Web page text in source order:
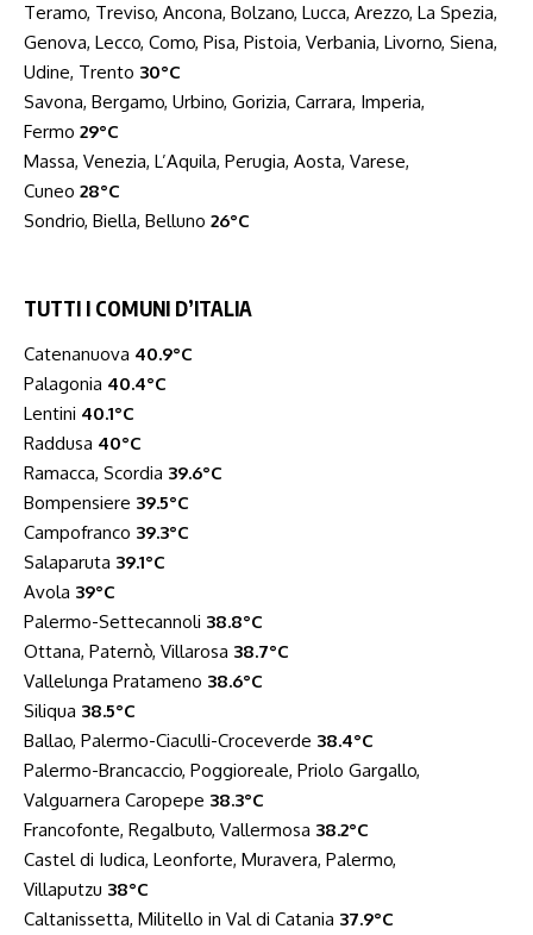
Teramo, Treviso, Ancona, Bolzano, Lucca, Arezzo, La Spezia,
Genova, Lecco, Como, Pisa, Pistoia, Verbania, Livorno, Siena,
Udine, Trento 30°C
Savona, Bergamo, Urbino, Gorizia, Carrara, Imperia,
Fermo 29°C
Massa, Venezia, L’Aquila, Perugia, Aosta, Varese,
Cuneo 28°C
Sondrio, Biella, Belluno 26°C
TUTTI I COMUNI D’ITALIA
Catenanuova 40.9°C
Palagonia 40.4°C
Lentini 40.1°C
Raddusa 40°C
Ramacca, Scordia 39.6°C
Bompensiere 39.5°C
Campofranco 39.3°C
Salaparuta 39.1°C
Avola 39°C
Palermo-Settecannoli 38.8°C
Ottana, Paternò, Villarosa 38.7°C
Vallelunga Pratameno 38.6°C
Siliqua 38.5°C
Ballao, Palermo-Ciaculli-Croceverde 38.4°C
Palermo-Brancaccio, Poggioreale, Priolo Gargallo,
Valguarnera Caropepe 38.3°C
Francofonte, Regalbuto, Vallermosa 38.2°C
Castel di Iudica, Leonforte, Muravera, Palermo,
Villaputzu 38°C
Caltanissetta, Militello in Val di Catania 37.9°C